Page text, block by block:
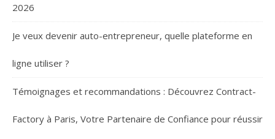
2026
Je veux devenir auto-entrepreneur, quelle plateforme en
ligne utiliser ?
Témoignages et recommandations : Découvrez Contract-
Factory à Paris, Votre Partenaire de Confiance pour réussir